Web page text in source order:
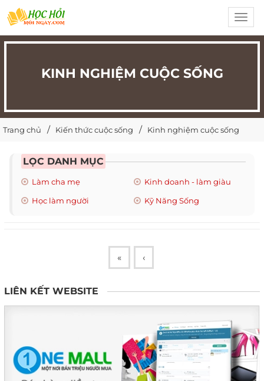
KINH NGHIỆM CUỘC SỐNG
Trang chủ Kiến thức cuộc sống Kinh nghiệm cuộc sống
LỌC DANH MỤC
Làm cha mẹ
Kinh doanh - làm giàu
Học làm người
Kỹ Năng Sống
« ‹
LIÊN KẾT WEBSITE